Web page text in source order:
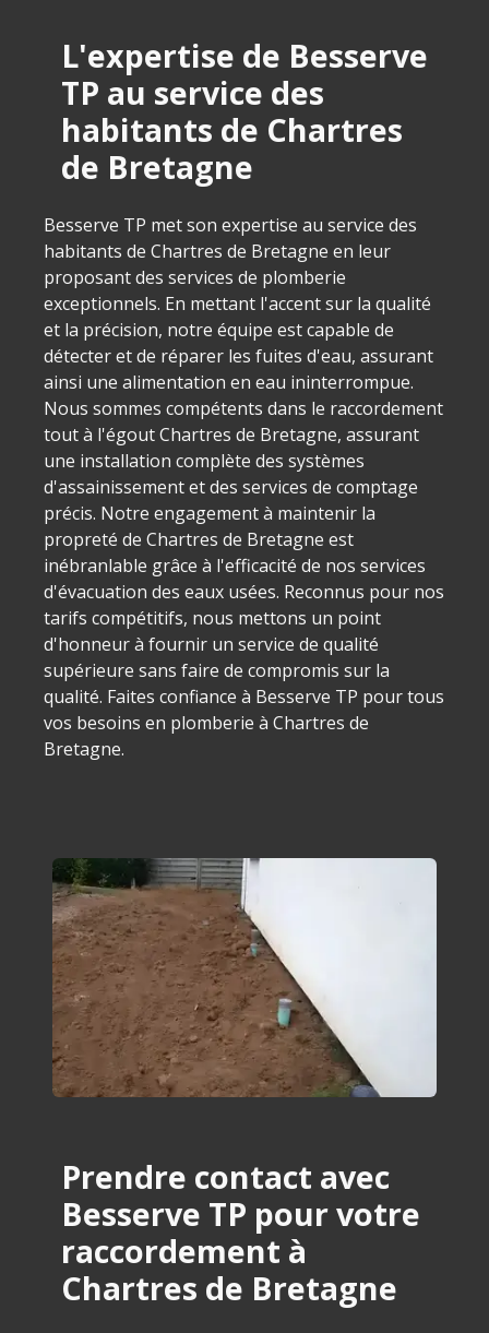
L'expertise de Besserve
TP au service des
habitants de Chartres
de Bretagne
Besserve TP met son expertise au service des
habitants de Chartres de Bretagne en leur
proposant des services de plomberie
exceptionnels. En mettant l'accent sur la qualité
et la précision, notre équipe est capable de
détecter et de réparer les fuites d'eau, assurant
ainsi une alimentation en eau ininterrompue.
Nous sommes compétents dans le raccordement
tout à l'égout Chartres de Bretagne, assurant
une installation complète des systèmes
d'assainissement et des services de comptage
précis. Notre engagement à maintenir la
propreté de Chartres de Bretagne est
inébranlable grâce à l'efficacité de nos services
d'évacuation des eaux usées. Reconnus pour nos
tarifs compétitifs, nous mettons un point
d'honneur à fournir un service de qualité
supérieure sans faire de compromis sur la
qualité. Faites confiance à Besserve TP pour tous
vos besoins en plomberie à Chartres de
Bretagne.
Prendre contact avec
Besserve TP pour votre
raccordement à
Chartres de Bretagne